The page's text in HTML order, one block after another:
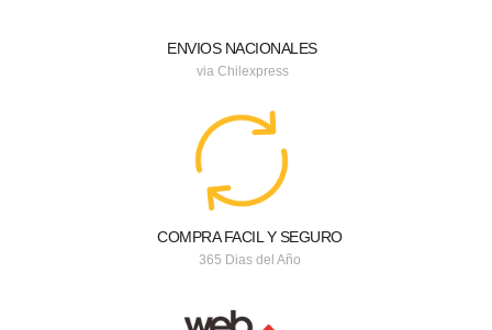
ENVIOS NACIONALES
via Chilexpress
COMPRA FACIL Y SEGURO
365 Dias del Año